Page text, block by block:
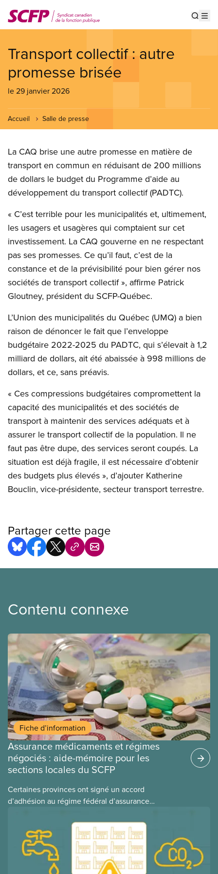
au
contenu
Transport collectif : autre
promesse brisée
le 29 janvier 2026
Accueil Salle de presse
La CAQ brise une autre promesse en matière de
transport en commun en réduisant de 200 millions
de dollars le budget du Programme d’aide au
développement du transport collectif (PADTC).
« C’est terrible pour les municipalités et, ultimement,
les usagers et usagères qui comptaient sur cet
investissement. La CAQ gouverne en ne respectant
pas ses promesses. Ce qu’il faut, c’est de la
constance et de la prévisibilité pour bien gérer nos
sociétés de transport collectif », affirme Patrick
Gloutney, président du SCFP-Québec.
L’Union des municipalités du Québec (UMQ) a bien
raison de dénoncer le fait que l’enveloppe
budgétaire 2022-2025 du PADTC, qui s’élevait à 1,2
milliard de dollars, ait été abaissée à 998 millions de
dollars, et ce, sans préavis.
« Ces compressions budgétaires compromettent la
capacité des municipalités et des sociétés de
transport à maintenir des services adéquats et à
assurer le transport collectif de la population. Il ne
faut pas être dupe, des services seront coupés. La
situation est déjà fragile, il est nécessaire d’obtenir
des budgets plus élevés », d’ajouter Katherine
Bouclin, vice-présidente, secteur transport terrestre.
Partager cette page
Contenu connexe
Fiche d’information
Assurance médicaments et régimes
négociés : aide-mémoire pour les
sections locales du SCFP
Certaines provinces ont signé un accord
d’adhésion au régime fédéral d’assurance
ces provinces s’interrogent sur l’incidence que ce
régime pourrait avoir sur leurs avantages
sociaux actuels.